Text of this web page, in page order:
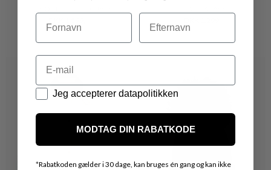
Navn Efternavn
Email
Datapolitik
Jeg accepterer datapolitikken
MODTAG DIN RABATKODE
*Rabatkoden gælder i 30 dage, kan bruges én gang og kan ikke